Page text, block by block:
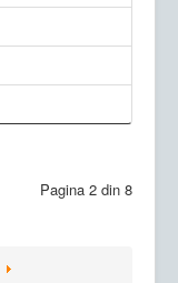
Pagina 2 din 8